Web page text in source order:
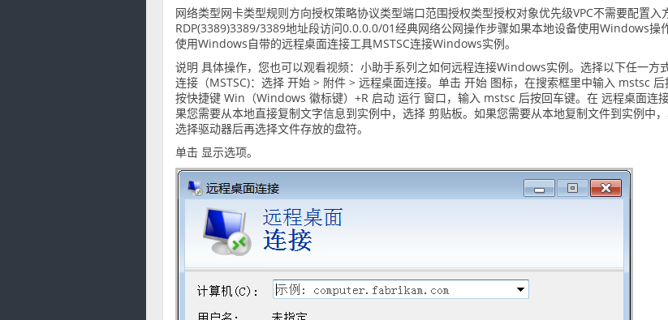
网络类型网卡类型规则方向授权策略协议类型端口范围授权类型授权对象优先级VPC不需要配置入
RDP(3389)3389/3389地址段访问0.0.0.0/01经典网络公网操作步骤如果本地设备使用Windows操
使用Windows自带的远程桌面连接工具MSTSC连接Windows实例。
说明 具体操作，您也可以观看视频：小助手系列之如何远程连接Windows实例。选择以下任一方
连接（MSTSC)：选择 开始 > 附件 > 远程桌面连接。单击 开始 图标，在搜索框里中输入 mstsc 后
按快捷键 Win（Windows 徽标键）+R 启动 运行 窗口，输入 mstsc 后按回车键。在 远程桌面连
果您需要从本地直接复制文字信息到实例中，选择 剪贴板。如果您需要从本地复制文件到实例中，
选择驱动器后再选择文件存放的盘符。
单击 显示选项。